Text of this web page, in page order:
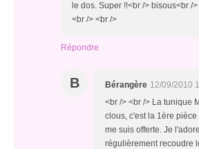
le dos. Super !!<br /> bisous<br /
<br /> <br />
Répondre
B Bérangère 12/09/2010
<br /> <br /> La tunique
clous, c'est la 1ère
me suis offerte. Je
régulièrement recoudre